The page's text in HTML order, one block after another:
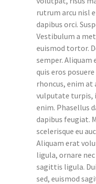
rutrum arcu nisl
dapibus orci.
Vestibulum a
euismod tortor.
semper. Aliquam
quis eros
rhoncus, enim
vulputate turpis,
enim. Phasellus
dapibus feugiat.
scelerisque eu
Aliquam erat
ligula, ornare
sagittis ligula.
sed, euismod